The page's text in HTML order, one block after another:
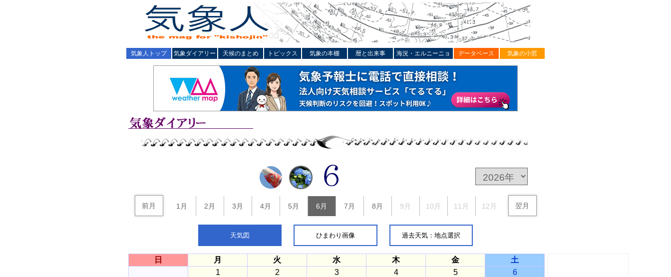
気象人トップ 気象ダイアリー 天候のまとめ トピックス 気象の本棚 暦と出来事 海況・エルニーニョ データベース 気象の小窓
前月 1月 2月 3月 4月 5月 6月 7月 8月 9月 10月 11月 12月 翌月
天気図 ひまわり画像 過去天気：地点選択
日 月 火 水 木 金
土
1
2 3 4 5 6